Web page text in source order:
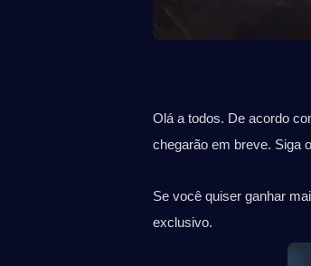
Olá a todos. De acordo
chegarão em breve. Siga
Se você quiser ganhar
exclusivo.